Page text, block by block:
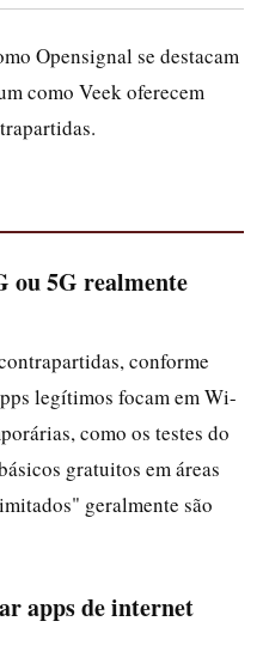
Opensignal se destacam
como Veek oferecem
ou 5G realmente
conforme
legítimos focam em Wi-
como os testes do
gratuitos em áreas
geralmente são
apps de internet